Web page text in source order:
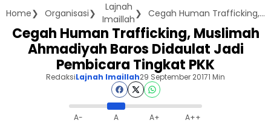
Home Organisasi
Lajnah
Imaillah
Cegah Human Trafficking, Muslimah Ahmadiyah Baros Didaulat Jadi Pembicara Tingkat PKK
Cegah Human Trafficking, Muslimah
Ahmadiyah Baros Didaulat Jadi
Pembicara Tingkat PKK
RedaksiLajnah Imaillah29 September 20171 Min
A- A A+ A++